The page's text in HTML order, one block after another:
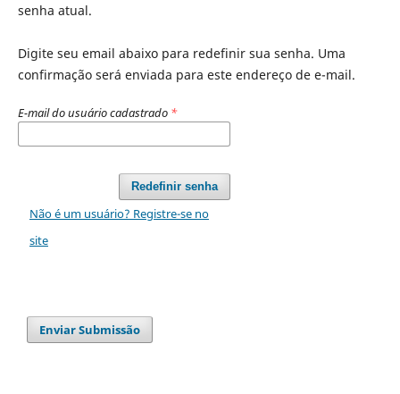
senha atual.
Digite seu email abaixo para redefinir sua senha. Uma
confirmação será enviada para este endereço de e-mail.
E-mail do usuário cadastrado *
Redefinir senha
Não é um usuário? Registre-se no
site
Enviar Submissão